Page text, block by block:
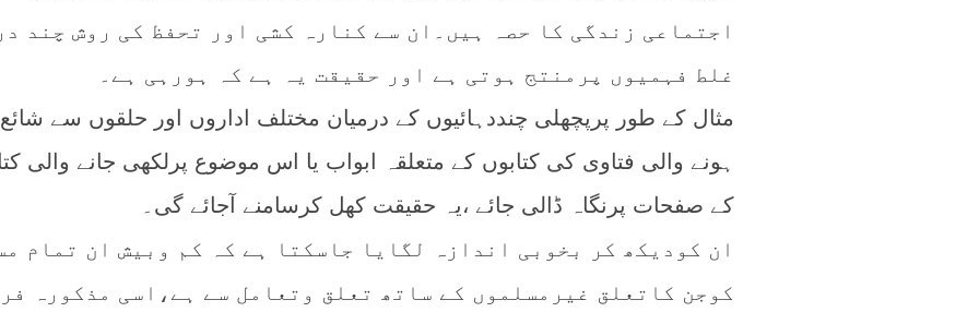
اجتماعی زندگی کا حصہ ہیں۔ان سے کنارہ کشی اور تحفظ کی روش چند
غلط فہمیوں پرمنتج ہوتی ہے اور حقیقت یہ ہے کہ ہورہی ہے۔
مثال کے طور پرپچھلی چنددہائیوں کے درمیان مختلف اداروں اور حلقوں سے شائع
ہونے والی فتاوی کی کتابوں کے متعلقہ ابواب یا اس موضوع پرلکھی جانے والی
کے صفحات پرنگاہ ڈالی جائے ،یہ حقیقت کھل کرسامنے آجائے گی۔
ان کودیکھ کر بخوبی اندازہ لگایا جاسکتا ہے کہ کم وبیش ان تمام
کوجن کاتعلق غیرمسلموں کے ساتھ تعلق وتعامل سے ہے،اسی مذکورہ